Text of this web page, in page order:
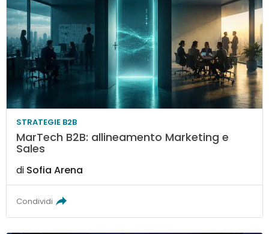
STRATEGIE B2B
MarTech B2B: allineamento Marketing e
Sales
di Sofia Arena
Condividi